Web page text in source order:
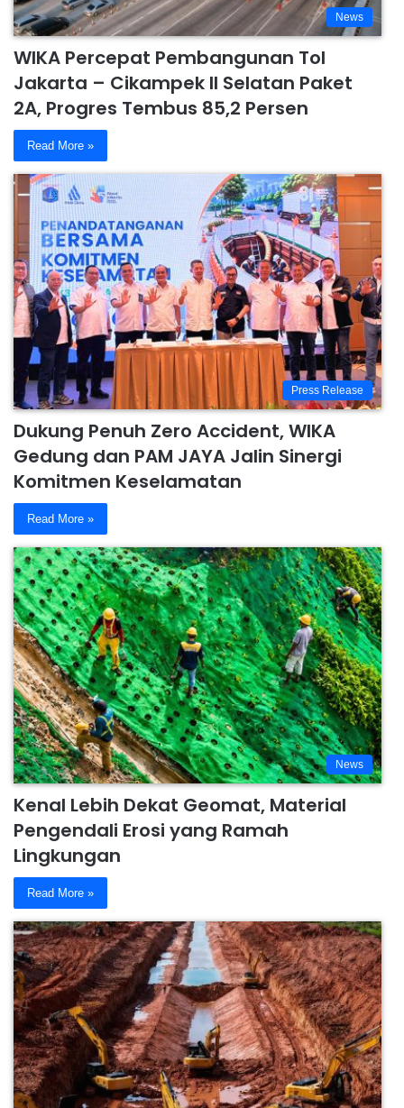
News
WIKA Percepat Pembangunan Tol
Jakarta – Cikampek II Selatan Paket
2A, Progres Tembus 85,2 Persen
Read More »
Press Release
Dukung Penuh Zero Accident, WIKA
Gedung dan PAM JAYA Jalin Sinergi
Komitmen Keselamatan
Read More »
News
Kenal Lebih Dekat Geomat, Material
Pengendali Erosi yang Ramah
Lingkungan
Read More »